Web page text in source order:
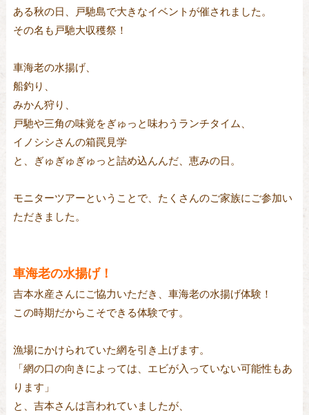
ある秋の日、戸馳島で大きなイベントが催されました。
その名も戸馳大収穫祭！
車海老の水揚げ、
船釣り、
みかん狩り、
戸馳や三角の味覚をぎゅっと味わうランチタイム、
イノシシさんの箱罠見学
と、ぎゅぎゅぎゅっと詰め込んんだ、恵みの日。
モニターツアーということで、たくさんのご家族にご参加い
ただきました。
車海老の水揚げ！
吉本水産さんにご協力いただき、車海老の水揚げ体験！
この時期だからこそできる体験です。
漁場にかけられていた網を引き上げます。
「網の口の向きによっては、エビが入っていない可能性もあ
ります」
と、吉本さんは言われていましたが、